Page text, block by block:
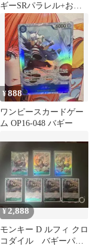
ギーSRパラレル+おま
け
¥888
ワンピースカードゲー
ム OP16-048 バギー
¥2,888
モンキー D ルフィ クロ
コダイル バギーパラ